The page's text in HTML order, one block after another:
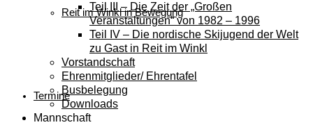
Reit im Winkl in Bewegung
Termine
Teil III – Die Zeit der „Großen
Veranstaltungen“ von 1982 – 1996
Teil IV – Die nordische Skijugend der Welt
zu Gast in Reit im Winkl
Vorstandschaft
Ehrenmitglieder/ Ehrentafel
Busbelegung
Downloads
Mannschaft